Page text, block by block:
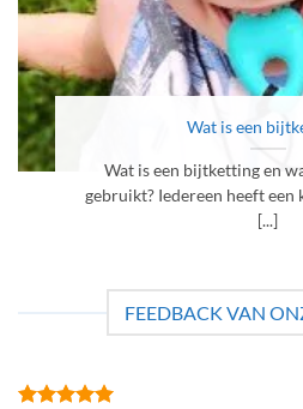
Wat is een
Wat is een bijtketting en
gebruikt? Iedereen heeft een
[...]
FEEDBACK VAN